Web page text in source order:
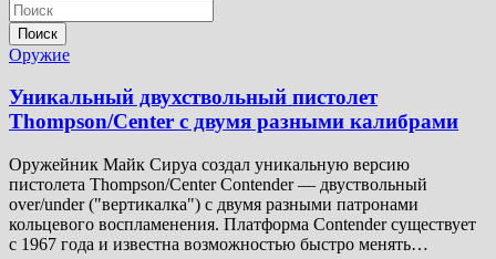
Поиск
Оружие
Уникальный двухствольный пистолет
Thompson/Center с двумя разными калибрами
Оружейник Майк Сируа создал уникальную версию
пистолета Thompson/Center Contender — двуствольный
over/under ("вертикалка") с двумя разными патронами
кольцевого воспламенения. Платформа Contender существует
с 1967 года и известна возможностью быстро менять…